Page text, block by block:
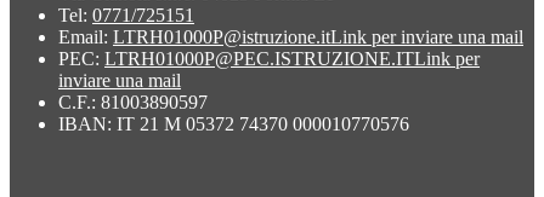
Tel: 0771/725151
Email: LTRH01000P@istruzione.itLink per inviare una mail
PEC: LTRH01000P@PEC.ISTRUZIONE.ITLink per
inviare una mail
C.F.: 81003890597
IBAN: IT 21 M 05372 74370 000010770576